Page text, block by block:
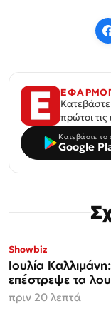
πρώτοι τις
Κατεβάστε το
Google
Showbiz
Ιουλία
επέστρεψε τα
πριν 20 λεπτά